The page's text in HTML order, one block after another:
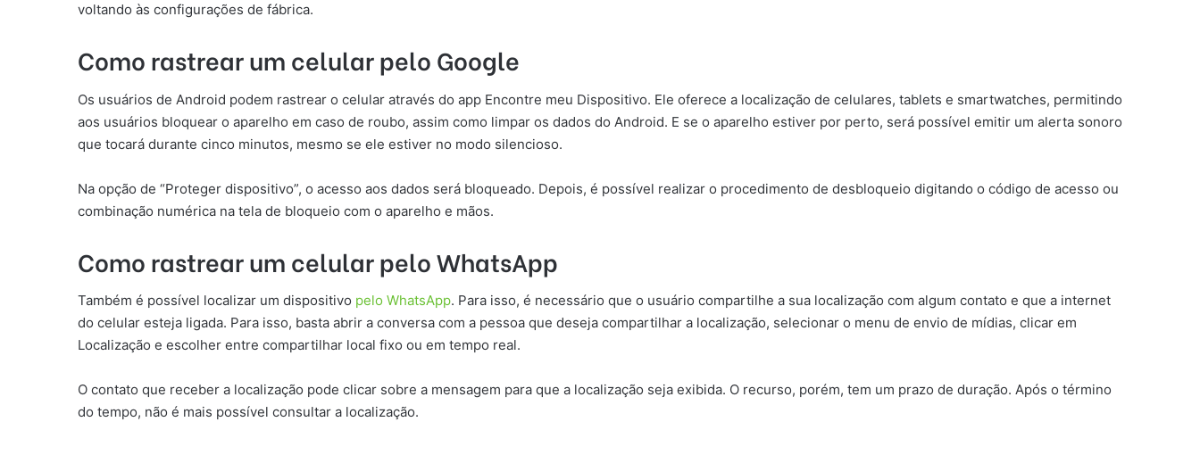
voltando às configurações de fábrica.
Como rastrear um celular pelo Google
Os usuários de Android podem rastrear o celular através do app Encontre meu Dispositivo. Ele oferece a localização de celulares, tablets e smartwatches, permitindo
aos usuários bloquear o aparelho em caso de roubo, assim como limpar os dados do Android. E se o aparelho estiver por perto, será possível emitir um alerta sonoro
que tocará durante cinco minutos, mesmo se ele estiver no modo silencioso.
Na opção de “Proteger dispositivo”, o acesso aos dados será bloqueado. Depois, é possível realizar o procedimento de desbloqueio digitando o código de acesso ou
combinação numérica na tela de bloqueio com o aparelho e mãos.
Como rastrear um celular pelo WhatsApp
Também é possível localizar um dispositivo pelo WhatsApp. Para isso, é necessário que o usuário compartilhe a sua localização com algum contato e que a internet
do celular esteja ligada. Para isso, basta abrir a conversa com a pessoa que deseja compartilhar a localização, selecionar o menu de envio de mídias, clicar em
Localização e escolher entre compartilhar local fixo ou em tempo real.
O contato que receber a localização pode clicar sobre a mensagem para que a localização seja exibida. O recurso, porém, tem um prazo de duração. Após o término
do tempo, não é mais possível consultar a localização.